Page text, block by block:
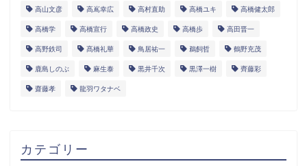
高山文彦 高嶌幸広 高村直助 高橋ユキ 高橋健太郎
高橋学 高橋宣行 高橋政史 高橋歩 高田晋一
高野鉄司 髙橋礼華 鳥居祐一 鵜飼哲 鶴野充茂
鹿島しのぶ 麻生泰 黒井千次 黒澤一樹 齊藤彩
齋藤孝 龍羽ワタナベ
カテゴリー